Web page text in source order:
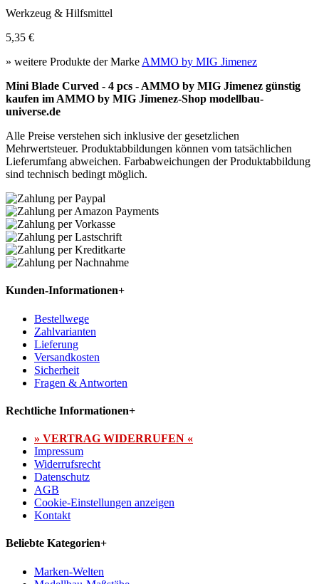
Werkzeug & Hilfsmittel
5,35 €
» weitere Produkte der Marke AMMO by MIG Jimenez
Mini Blade Curved - 4 pcs - AMMO by MIG Jimenez günstig
kaufen im AMMO by MIG Jimenez-Shop modellbau-
universe.de
Alle Preise verstehen sich inklusive der gesetzlichen
Mehrwertsteuer. Produktabbildungen können vom tatsächlichen
Lieferumfang abweichen. Farbabweichungen der Produktabbildung
sind technisch bedingt möglich.
Kunden-Informationen+
Bestellwege
Zahlvarianten
Lieferung
Versandkosten
Sicherheit
Fragen & Antworten
Rechtliche Informationen+
» VERTRAG WIDERRUFEN «
Impressum
Widerrufsrecht
Datenschutz
AGB
Cookie-Einstellungen anzeigen
Kontakt
Beliebte Kategorien+
Marken-Welten